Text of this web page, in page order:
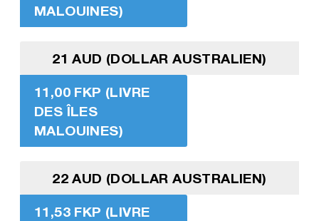
MALOUINES)
21 AUD (DOLLAR AUSTRALIEN)
11,00 FKP (LIVRE
DES ÎLES
MALOUINES)
22 AUD (DOLLAR AUSTRALIEN)
11,53 FKP (LIVRE